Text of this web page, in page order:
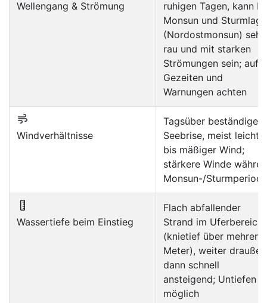
Wellengang & Strömung
ruhigen Tagen, kann
Monsun und
(Nordostmonsun) sehr
rau und mit starken
Strömungen sein; auf
Gezeiten und
Warnungen achten
Windverhältnisse
Tagsüber beständige
Seebrise, meist
bis mäßiger Wind;
stärkere Winde
Monsun-/
Wassertiefe beim Einstieg
Flach abfallender
Strand im Uferbereich
(knietief über mehrere
Meter), weiter draußen
dann schnell
ansteigend; Untiefen
möglich